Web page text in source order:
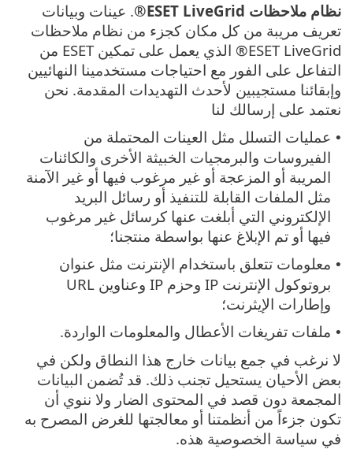
نظام ملاحظات ESET LiveGrid®
. عينات وبيانات
تعريف مريبة من كل مكان كجزء من نظام ملاحظات
ESET LiveGrid® الذي يعمل على تمكين ESET من
التفاعل على الفور مع احتياجات مستخدمينا النهائيين
وإبقائنا مستجيبين لأحدث التهديدات المقدمة. نحن
نعتمد على إرسالك لنا
• عمليات التسلل مثل العينات المحتملة من
الفيروسات والبرمجيات الخبيثة الأخرى والكائنات
المريبة أو المزعجة أو غير مرغوب فيها أو غير الآمنة
مثل الملفات القابلة للتنفيذ أو رسائل البريد
الإلكتروني التي أبلغت عنها كرسائل غير مرغوب
فيها أو تم الإبلاغ عنها بواسطة منتجنا؛
• معلومات تتعلق باستخدام الإنترنت مثل عنوان
بروتوكول الإنترنت IP وحزم IP وعناوين URL
وإطارات الإيثرنت؛
• ملفات تفريغات الأعطال والمعلومات الواردة.
لا نرغب في جمع بيانات خارج هذا النطاق ولكن في
بعض الأحيان يستحيل تجنب ذلك. قد تُضمن البيانات
المجمعة دون قصد في المحتوى الضار ولا ننوي أن
تكون جزءاً من أنظمتنا أو معالجتها للغرض المصرح به
في سياسة الخصوصية هذه.